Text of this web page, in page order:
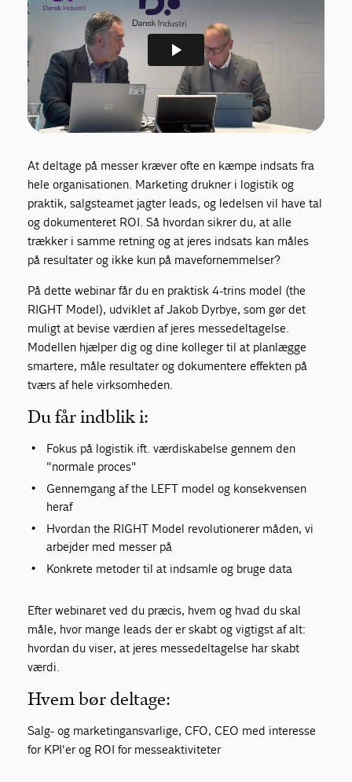
At deltage på messer kræver ofte en kæmpe indsats fra
hele organisationen. Marketing drukner i logistik og
praktik, salgsteamet jagter leads, og ledelsen vil have tal
og dokumenteret ROI. Så hvordan sikrer du, at alle
trækker i samme retning og at jeres indsats kan måles
på resultater og ikke kun på mavefornemmelser?
På dette webinar får du en praktisk 4-trins model (the
RIGHT Model), udviklet af Jakob Dyrbye, som gør det
muligt at bevise værdien af jeres messedeltagelse.
Modellen hjælper dig og dine kolleger til at planlægge
smartere, måle resultater og dokumentere effekten på
tværs af hele virksomheden.
Du får indblik i:
Fokus på logistik ift. værdiskabelse gennem den
"normale proces"
Gennemgang af the LEFT model og konsekvensen
heraf
Hvordan the RIGHT Model revolutionerer måden, vi
arbejder med messer på
Konkrete metoder til at indsamle og bruge data
Efter webinaret ved du præcis, hvem og hvad du skal
måle, hvor mange leads der er skabt og vigtigst af alt:
hvordan du viser, at jeres messedeltagelse har skabt
værdi.
Hvem bør deltage:
Salg- og marketingansvarlige, CFO, CEO med interesse
for KPI'er og ROI for messeaktiviteter